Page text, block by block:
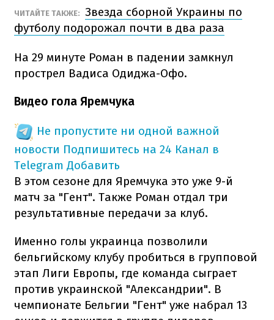
ЧИТАЙТЕ ТАКЖЕ: Звезда сборной Украины по
футболу подорожал почти в два раза
На 29 минуте Роман в падении замкнул
прострел Вадиса Одиджа-Офо.
Видео гола Яремчука
Не пропустите ни одной важной
новости Подпишитесь на 24 Канал в
Telegram Добавить
В этом сезоне для Яремчука это уже 9-й
матч за "Гент". Также Роман отдал три
результативные передачи за клуб.
Именно голы украинца позволили
бельгийскому клубу пробиться в групповой
этап Лиги Европы, где команда сыграет
против украинской "Александрии". В
чемпионате Бельгии "Гент" уже набрал 13